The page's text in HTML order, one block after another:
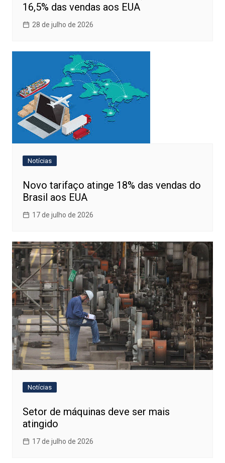
16,5% das vendas aos EUA
28 de julho de 2026
Notícias
Novo tarifaço atinge 18% das vendas do
Brasil aos EUA
17 de julho de 2026
Notícias
Setor de máquinas deve ser mais
atingido
17 de julho de 2026